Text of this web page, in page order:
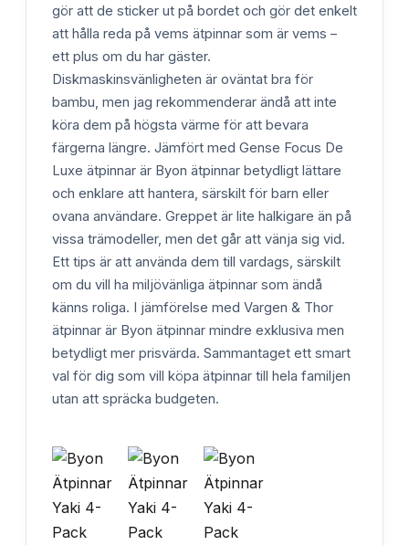
gör att de sticker ut på bordet och gör det enkelt
att hålla reda på vems ätpinnar som är vems –
ett plus om du har gäster.
Diskmaskinsvänligheten är oväntat bra för
bambu, men jag rekommenderar ändå att inte
köra dem på högsta värme för att bevara
färgerna längre. Jämfört med Gense Focus De
Luxe ätpinnar är Byon ätpinnar betydligt lättare
och enklare att hantera, särskilt för barn eller
ovana användare. Greppet är lite halkigare än på
vissa trämodeller, men det går att vänja sig vid.
Ett tips är att använda dem till vardags, särskilt
om du vill ha miljövänliga ätpinnar som ändå
känns roliga. I jämförelse med Vargen & Thor
ätpinnar är Byon ätpinnar mindre exklusiva men
betydligt mer prisvärda. Sammantaget ett smart
val för dig som vill köpa ätpinnar till hela familjen
utan att spräcka budgeten.